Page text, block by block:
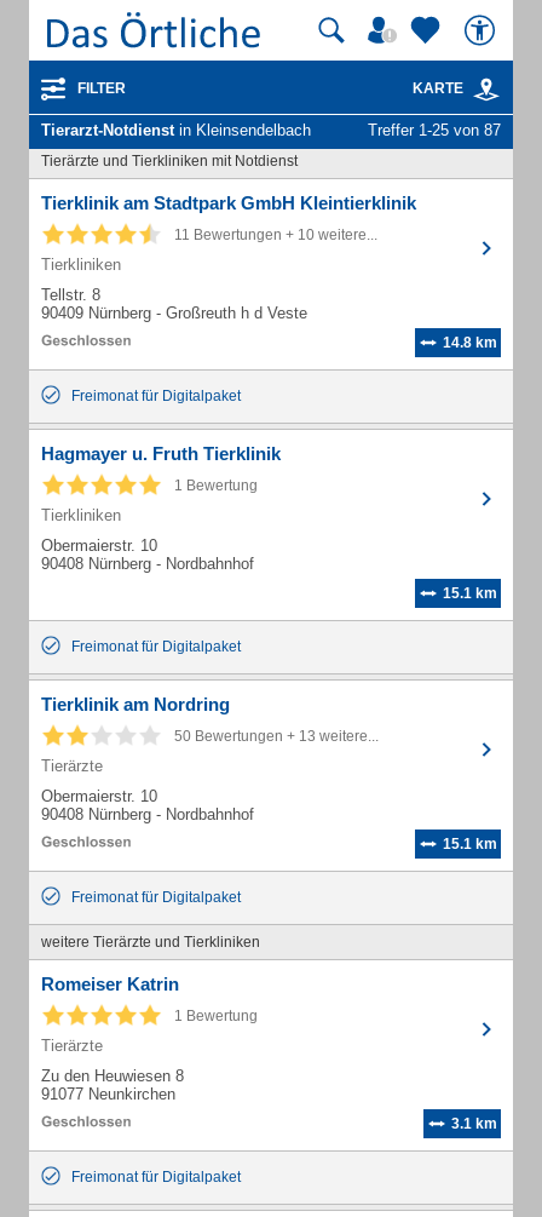
FILTER KARTE
Tierarzt-Notdienstin Kleinsendelbach Treffer 1-25 von 87
Tierärzte und Tierkliniken mit Notdienst
Tierklinik am Stadtpark GmbH Kleintierklinik
11 Bewertungen + 10 weitere...
Tierkliniken
Tellstr. 8
90409 Nürnberg - Großreuth h d Veste
14.8 km
Freimonat für Digitalpaket
Hagmayer u. Fruth Tierklinik
1 Bewertung
Tierkliniken
Obermaierstr. 10
90408 Nürnberg - Nordbahnhof
15.1 km
Freimonat für Digitalpaket
Tierklinik am Nordring
50 Bewertungen + 13 weitere...
Tierärzte
Obermaierstr. 10
90408 Nürnberg - Nordbahnhof
15.1 km
Freimonat für Digitalpaket
weitere Tierärzte und Tierkliniken
Romeiser Katrin
1 Bewertung
Tierärzte
Zu den Heuwiesen 8
91077 Neunkirchen
3.1 km
Freimonat für Digitalpaket